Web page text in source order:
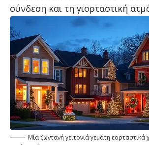
σύνδεση και τη γιορταστική
Μία ζωντανή γειτονιά γεμάτη εορταστικά